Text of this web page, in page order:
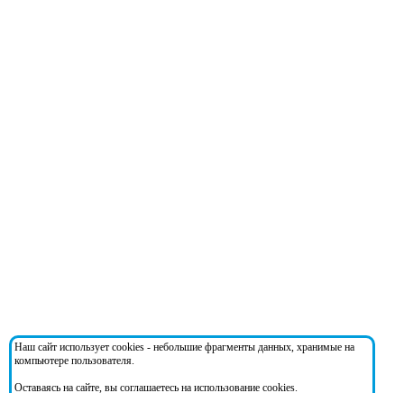
Наш сайт использует cookies - небольшие фрагменты данных, хранимые на
компьютере пользователя.
Оставаясь на сайте, вы соглашаетесь на использование cookies.